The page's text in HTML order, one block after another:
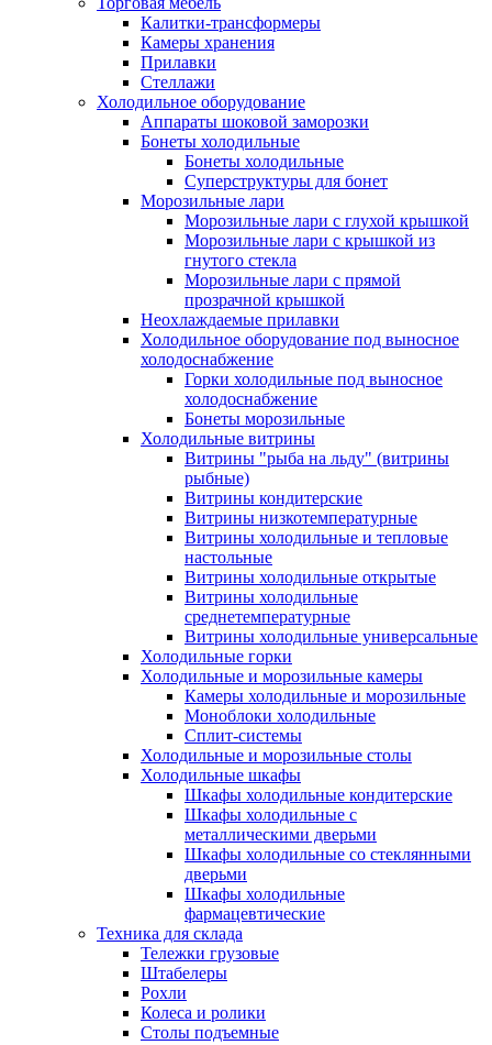
Калитки-трансформеры
Камеры хранения
Прилавки
Стеллажи
Холодильное оборудование
Аппараты шоковой заморозки
Бонеты холодильные
Бонеты холодильные
Суперструктуры для бонет
Морозильные лари
Морозильные лари с глухой крышкой
Морозильные лари с крышкой из
гнутого стекла
Морозильные лари с прямой
прозрачной крышкой
Неохлаждаемые прилавки
Холодильное оборудование под выносное
холодоснабжение
Горки холодильные под выносное
холодоснабжение
Бонеты морозильные
Холодильные витрины
Витрины "рыба на льду" (витрины
рыбные)
Витрины кондитерские
Витрины низкотемпературные
Витрины холодильные и тепловые
настольные
Витрины холодильные открытые
Витрины холодильные
среднетемпературные
Витрины холодильные универсальные
Холодильные горки
Холодильные и морозильные камеры
Камеры холодильные и морозильные
Моноблоки холодильные
Сплит-системы
Холодильные и морозильные столы
Холодильные шкафы
Шкафы холодильные кондитерские
Шкафы холодильные с
металлическими дверьми
Шкафы холодильные со стеклянными
дверьми
Шкафы холодильные
фармацевтические
Техника для склада
Тележки грузовые
Штабелеры
Рохли
Колеса и ролики
Столы подъемные